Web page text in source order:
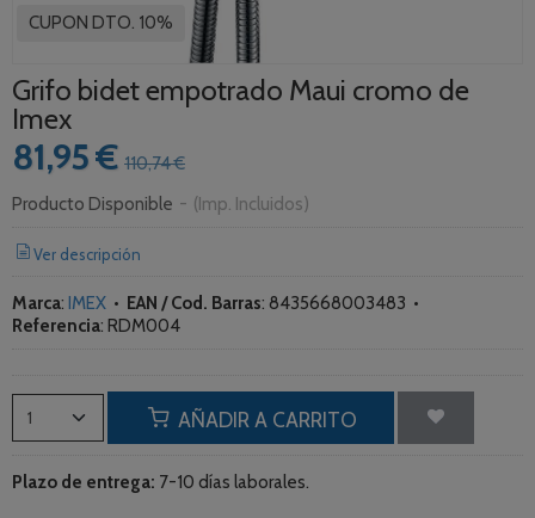
CUPON DTO. 10%
Grifo bidet empotrado Maui cromo de
Imex
81,95 € 110,74 €
Producto Disponible - (Imp. Incluidos)
Ver descripción
Marca: IMEX • EAN / Cod. Barras: 8435668003483 •
Referencia: RDM004
AÑADIR A CARRITO
Plazo de entrega: 7-10 días laborales.